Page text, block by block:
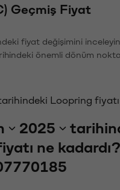
Geçmiş Fiyat
fiyat değişimini inceleyin.
önemli dönüm
Loopring
2025
ne kadardı?